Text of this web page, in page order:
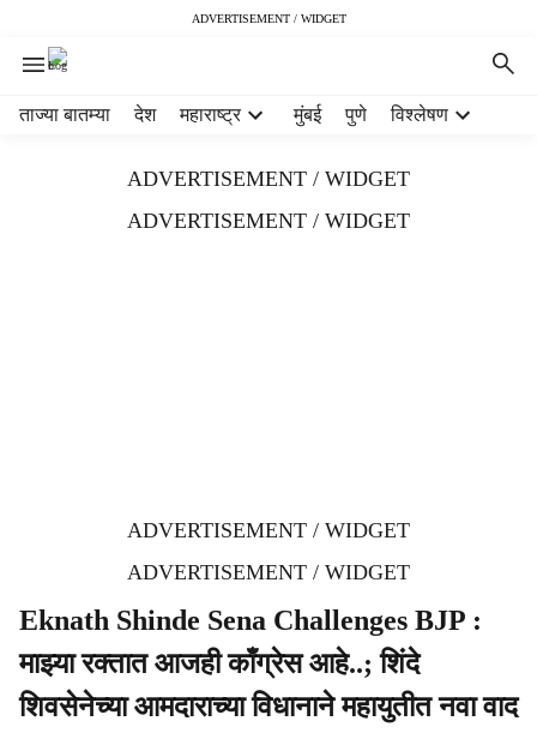
ADVERTISEMENT / WIDGET
ताज्या बातम्या देश महाराष्ट्र मुंबई पुणे विश्लेषण
ADVERTISEMENT / WIDGET
ADVERTISEMENT / WIDGET
ADVERTISEMENT / WIDGET
ADVERTISEMENT / WIDGET
Eknath Shinde Sena Challenges BJP :
माझ्या रक्तात आजही काँग्रेस आहे..; शिंदे
शिवसेनेच्या आमदाराच्या विधानाने महायुतीत नवा वाद